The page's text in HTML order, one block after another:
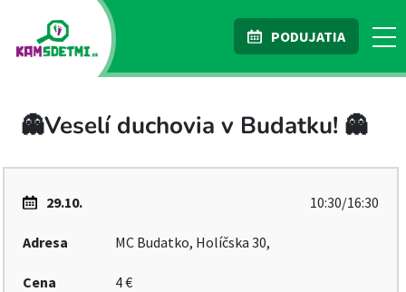
PODUJATIA
👻Veselí duchovia v Budatku! 👻
29.10. 10:30/16:30
Adresa MC Budatko, Holíčska 30,
Cena
4 €